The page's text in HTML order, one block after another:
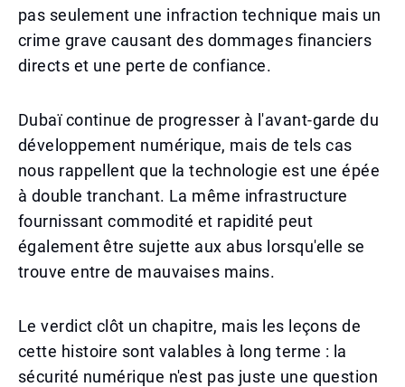
pas seulement une infraction technique mais un
crime grave causant des dommages financiers
directs et une perte de confiance.
Dubaï continue de progresser à l'avant-garde du
développement numérique, mais de tels cas
nous rappellent que la technologie est une épée
à double tranchant. La même infrastructure
fournissant commodité et rapidité peut
également être sujette aux abus lorsqu'elle se
trouve entre de mauvaises mains.
Le verdict clôt un chapitre, mais les leçons de
cette histoire sont valables à long terme : la
sécurité numérique n'est pas juste une question